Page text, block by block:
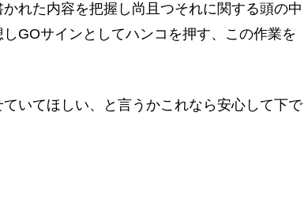
れた内容を把握し尚且つそれに関する頭の中
GOサインとしてハンコを押す、この作業を
いてほしい、と言うかこれなら安心して下で